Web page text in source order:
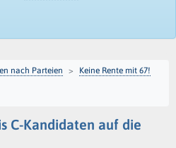
nach Parteien Keine Rente mit 67!
C-Kandidaten auf die